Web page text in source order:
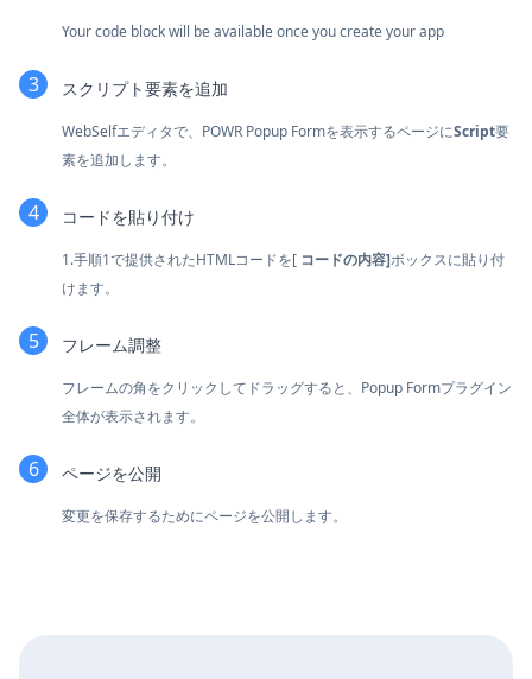
Your code block will be available once you create your app
スクリプト要素を追加
WebSelfエディタで、POWR Popup Formを表示するページにScript要
素を追加します。
コードを貼り付け
1.手順1で提供されたHTMLコードを[ コードの内容]ボックスに貼り付
けます。
フレーム調整
フレームの角をクリックしてドラッグすると、Popup Formプラグイン
全体が表示されます。
ページを公開
変更を保存するためにページを公開します。